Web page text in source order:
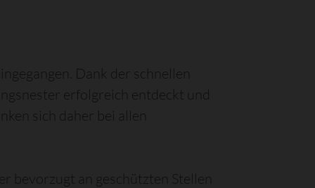
Dank der schnellen
erfolgreich entdeckt und
sich daher bei allen
bevorzugt an geschützten Stellen